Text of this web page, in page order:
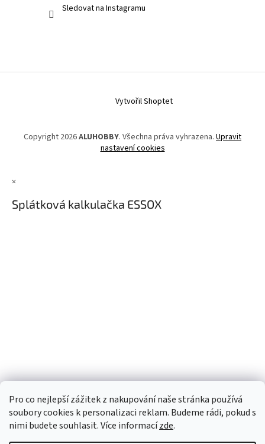
Pro co nejlepší zážitek z nakupování naše stránka používá
soubory cookies k personalizaci reklam. Budeme rádi, pokud s
nimi budete souhlasit. Více informacízde.
Sledovat na Instagramu
Vytvořil Shoptet
Copyright 2026ALUHOBBY. Všechna práva vyhrazena. Upravit
nastavení cookies
×
Splátková kalkulačka ESSOX